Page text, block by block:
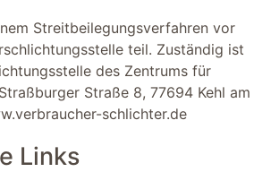
Streitbeilegungsverfahren vor
teil. Zuständig ist
des Zentrums für
Straße 8, 77694 Kehl am
schlichter.de
Links